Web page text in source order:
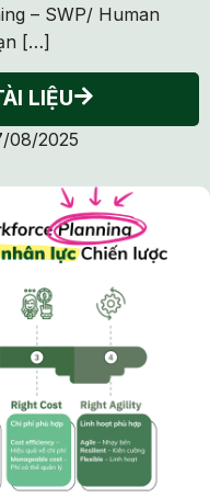
– SWP/ Human
[…]
LIỆU
08/2025